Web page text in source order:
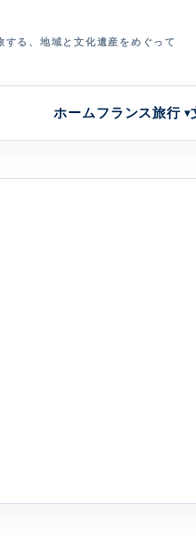
する、地域と文化遺産をめぐって
ホームフランス旅行